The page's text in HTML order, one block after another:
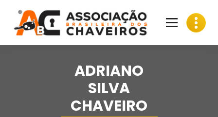
conteúdo
ADRIANO
SILVA
CHAVEIRO